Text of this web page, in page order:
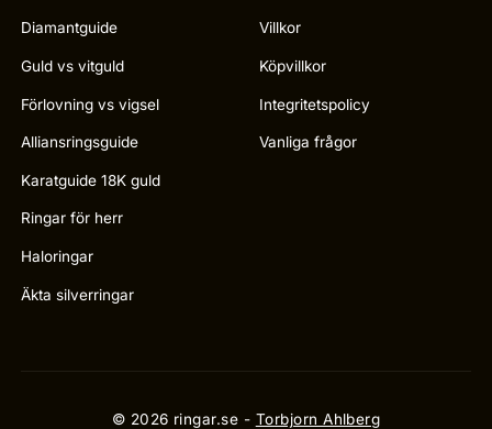
Diamantguide
Guld vs vitguld
Förlovning vs vigsel
Alliansringsguide
Karatguide 18K guld
Ringar för herr
Haloringar
Äkta silverringar
Villkor
Köpvillkor
Integritetspolicy
Vanliga frågor
© 2026 ringar.se - Torbjorn Ahlberg